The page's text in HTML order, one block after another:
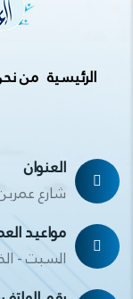
الرئيسية من
العنوان
شارع
مواعيد
السبت - الخميس 9